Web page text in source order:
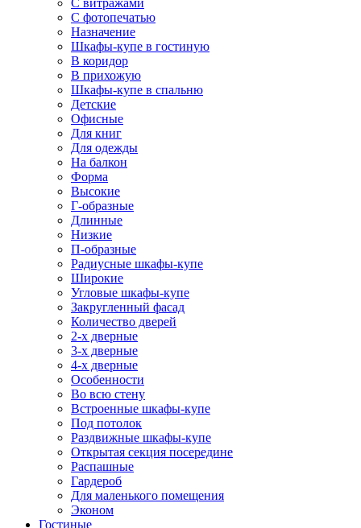
С витражами
С фотопечатью
Назначение
Шкафы-купе в гостиную
В коридор
В прихожую
Шкафы-купе в спальню
Детские
Офисные
Для книг
Для одежды
На балкон
Форма
Высокие
Г-образные
Длинные
Низкие
П-образные
Радиусные шкафы-купе
Широкие
Угловые шкафы-купе
Закругленный фасад
Количество дверей
2-х дверные
3-х дверные
4-х дверные
Особенности
Во всю стену
Встроенные шкафы-купе
Под потолок
Раздвижные шкафы-купе
Открытая секция посередине
Распашные
Гардероб
Для маленького помещения
Эконом
Гостиные